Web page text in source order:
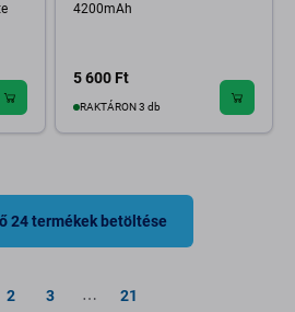
4200mAh
5 600 Ft
RAKTÁRON 3 db
24 termékek betöltése
2 3 ⋯ 21